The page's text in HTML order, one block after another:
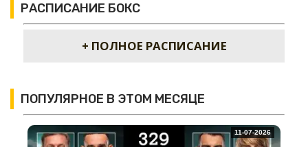
РАСПИСАНИЕ БОКС
+ ПОЛНОЕ РАСПИСАНИЕ
ПОПУЛЯРНОЕ В ЭТОМ МЕСЯЦЕ
11-07-2026